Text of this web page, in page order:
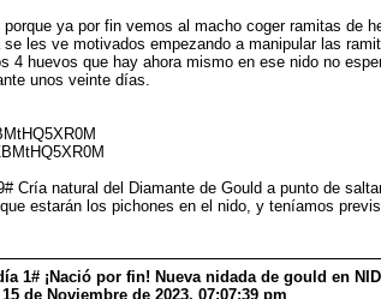
ya por fin vemos al macho coger ramitas de
les ve motivados empezando a manipular las
4 huevos que hay ahora mismo en ese nido no
unos veinte días.
Cría natural del Diamante de Gould a punto de
estarán los pichones en el nido, y teníamos
1# ¡Nació por fin! Nueva nidada de gould en
15 de Noviembre de 2023, 07:07:39 pm